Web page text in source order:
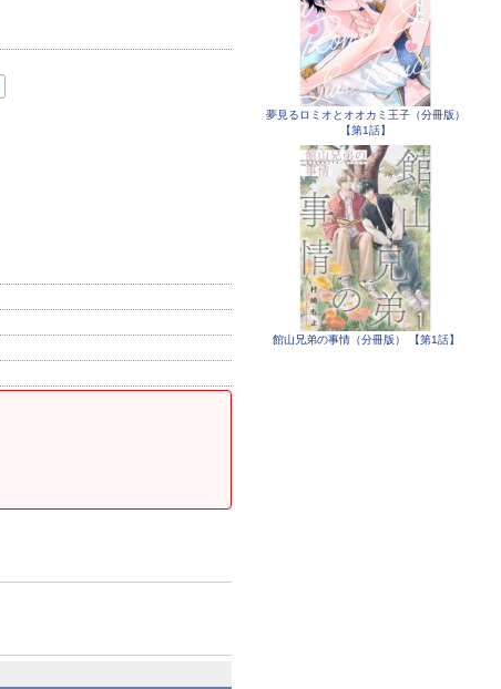
夢見るロミオとオオカミ王子（分冊版）
【第1話】
館山兄弟の事情（分冊版） 【第1話】